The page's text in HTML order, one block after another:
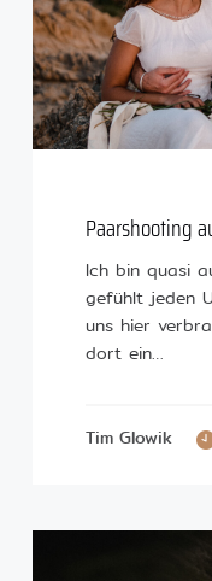
Paarshooting
Ich bin quasi
gefühlt jeden
uns hier
dort ein…
Tim Glowik